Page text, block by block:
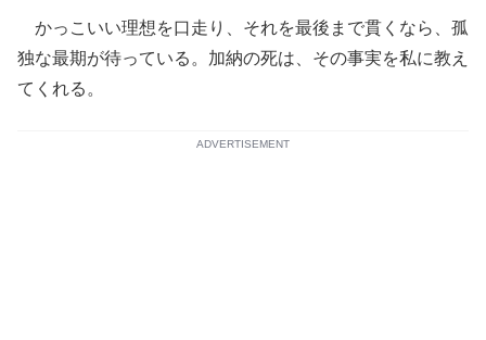
かっこいい理想を口走り、それを最後まで貫くなら、孤
独な最期が待っている。加納の死は、その事実を私に教え
てくれる。
ADVERTISEMENT